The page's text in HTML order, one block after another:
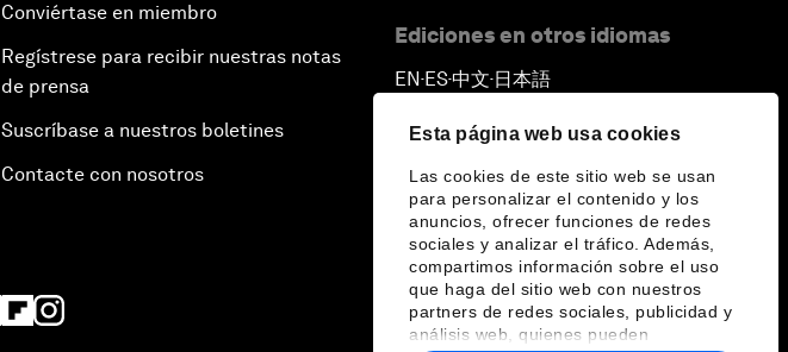
Esta página web usa cookies
Las cookies de este sitio web se usan
para personalizar el contenido y los
anuncios, ofrecer funciones de redes
sociales y analizar el tráfico. Además,
compartimos información sobre el uso
que haga del sitio web con nuestros
partners de redes sociales, publicidad y
análisis web, quienes pueden
Conviértase en miembro
Regístrese para recibir nuestras notas
de prensa
Suscríbase a nuestros boletines
Contacte con nosotros
Ediciones en otros idiomas
EN ▪ ES▪中文▪ 日本語